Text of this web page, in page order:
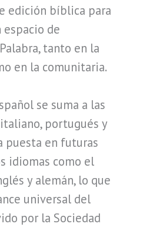
edición bíblica para
de
tanto en la
en la comunitaria.
se suma a las
portugués y
puesta en futuras
idiomas como el
y alemán, lo que
universal del
por la Sociedad